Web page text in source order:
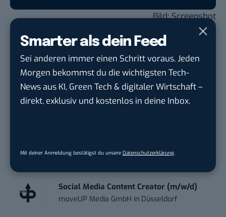
Smarter als dein Feed
Sei anderen immer einen Schritt voraus. Jeden
Morgen bekommst du die wichtigsten Tech-
News aus KI, Green Tech & digitaler Wirtschaft –
direkt, exklusiv und kostenlos in deine Inbox.
Mit deiner Anmeldung bestätigst du unsere Datenschutzerklärung
Bild: Screenshot
Du möchtest nicht abgehängt werden, wenn es um
KI, Green Tech und die Tech-Themen von Morgen
geht? Über 12.000 smarte Leser bekommen jeden
Tag UPDATE, unser Tech-Briefing mit den
wichtigsten News des Tages – und sichern sich
Social Media Content Creator (m/w/d)
moveUP Media GmbH in Düsseldorf